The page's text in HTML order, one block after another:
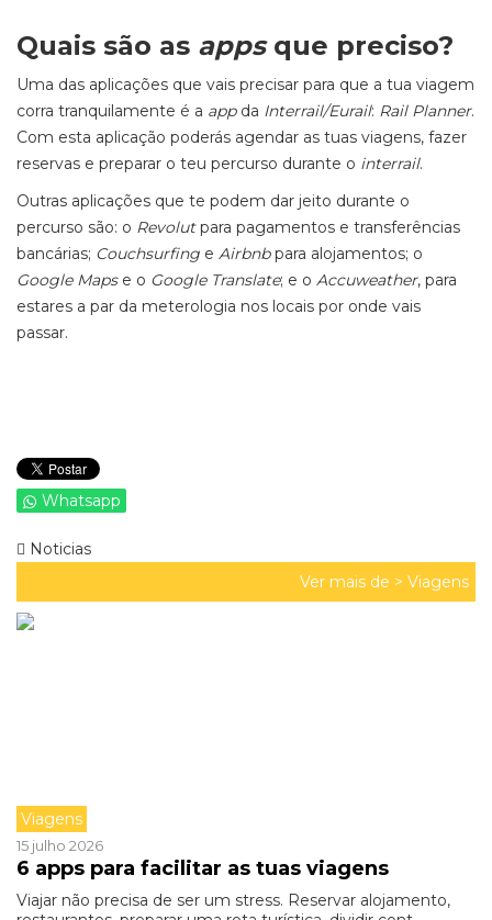
Quais são as apps que preciso?
Uma das aplicações que vais precisar para que a tua viagem
corra tranquilamente é a appda Interrail/Eurail: Rail Planner.
Com esta aplicação poderás agendar as tuas viagens, fazer
reservas e preparar o teu percurso durante o interrail.
Outras aplicações que te podem dar jeito durante o
percurso são: o Revolutpara pagamentos e transferências
bancárias; Couchsurfing e Airbnbpara alojamentos; o
Google Maps e o Google Translate; e o Accuweather, para
estares a par da meterologia nos locais por onde vais
passar.
Whatsapp
Noticias
Ver mais de > Viagens
Viagens
15 julho 2026
6 apps para facilitar as tuas viagens
Viajar não precisa de ser um stress. Reservar alojamento,